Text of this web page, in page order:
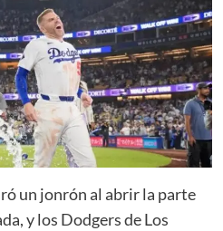
un jonrón al abrir la parte
y los Dodgers de Los